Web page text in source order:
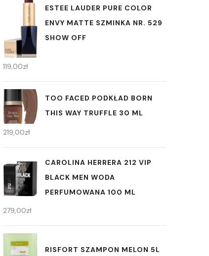
ESTEE LAUDER PURE COLOR
ENVY MATTE SZMINKA NR. 529
SHOW OFF
119,00zł
TOO FACED PODKŁAD BORN
THIS WAY TRUFFLE 30 ML
219,00zł
CAROLINA HERRERA 212 VIP
BLACK MEN WODA
PERFUMOWANA 100 ML
279,00zł
RISFORT SZAMPON MELON 5L